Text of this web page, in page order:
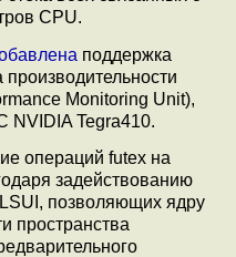
CPU.
поддержка
Monitoring Unit),
NVIDIA Tegra410.
операций futex на
задействованию
позволяющих ядру
пространства